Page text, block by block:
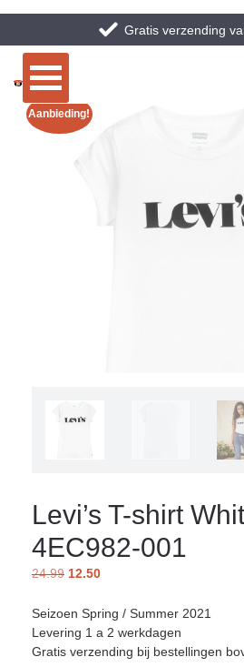
Gratis verzending
Aanbieding!
Levi’s T-shirt
4EC982-001
24.99 12.50
Seizoen Spring / Summer 2021
Levering 1 a 2 werkdagen
Gratis verzending bij bestellingen